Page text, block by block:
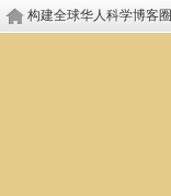
构建全球华人科学博客圈